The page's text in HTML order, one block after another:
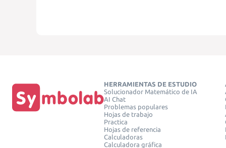
HERRAMIENTAS DE ESTUDIO
Solucionador Matemático de IA
AI Chat
Problemas populares
Hojas de trabajo
Practica
Hojas de referencia
Calculadoras
Calculadora gráfica